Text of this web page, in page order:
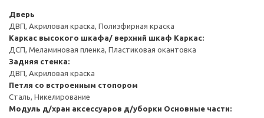
Дверь
ДВП, Акриловая краска, Полиэфирная краска
Каркас высокого шкафа/ верхний шкаф Каркас:
ДСП, Меламиновая пленка, Пластиковая окантовка
Задняя стенка:
ДВП, Акриловая краска
Петля со встроенным стопором
Сталь, Никелирование
Модуль д/хран аксессуаров д/уборки Основные части: